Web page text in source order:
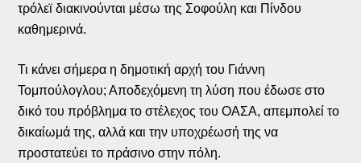
τρόλεϊ διακινούνται μέσω της Σοφούλη και Πίνδου
καθημερινά.
Τι κάνει σήμερα η δημοτική αρχή του Γιάννη
Τομπούλογλου; Αποδεχόμενη τη λύση που έδωσε στο
δικό του πρόβλημα το στέλεχος του ΟΑΣΑ, απεμπολεί το
δικαίωμά της, αλλά και την υποχρέωσή της να
προστατεύει το πράσινο στην πόλη.